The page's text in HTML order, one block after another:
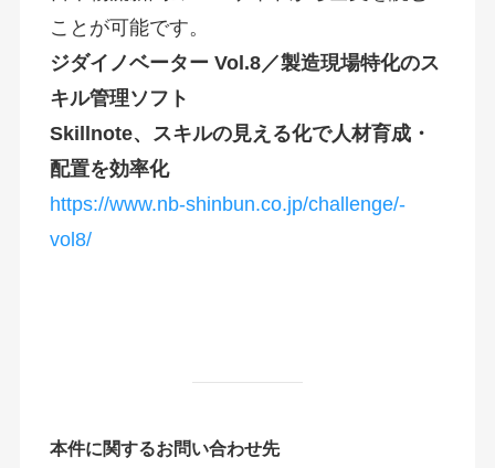
ことが可能です。
ジダイノベーター Vol.8／製造現場特化のス
キル管理ソフト
Skillnote、スキルの見える化で人材育成・
配置を効率化
https://www.nb-shinbun.co.jp/challenge/-
vol8/
本件に関するお問い合わせ先